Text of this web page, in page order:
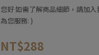
您好 如需了解商品細節，請加
為您服務: )
NT$288